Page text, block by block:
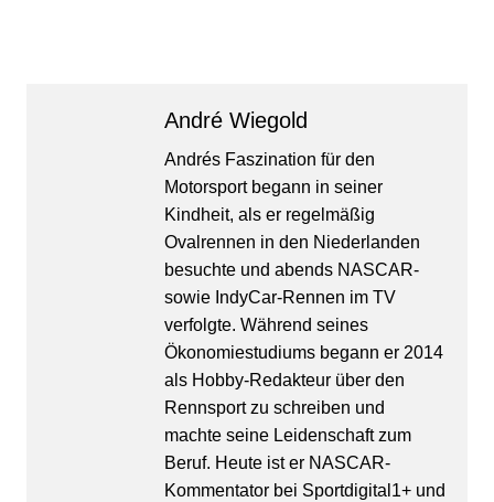
André Wiegold
Andrés Faszination für den
Motorsport begann in seiner
Kindheit, als er regelmäßig
Ovalrennen in den Niederlanden
besuchte und abends NASCAR-
sowie IndyCar-Rennen im TV
verfolgte. Während seines
Ökonomiestudiums begann er 2014
als Hobby-Redakteur über den
Rennsport zu schreiben und
machte seine Leidenschaft zum
Beruf. Heute ist er NASCAR-
Kommentator bei Sportdigital1+ und